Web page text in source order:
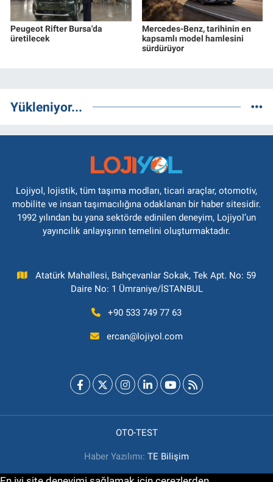
Peugeot Rifter Bursa'da
üretilecek
Mercedes-Benz, tarihinin en
kapsamlı model hamlesini
sürdürüyor
Yükleniyor...
Lojiyol, lojistik, tüm taşıma modları, ticari araçlar, otomotiv,
mobilite ve insan taşımacılığına odaklanan bir haber sitesidir.
1992 yılından bu yana sektörde edinilen deneyim, Lojiyol’un
yayıncılık anlayışının temelini oluşturmaktadır.
Atatürk Mahallesi, Bahçevanlar Sokak, Tek Apt. No: 59
Daire No: 1 Ümraniye/İSTANBUL
+90 533 749 77 63
ercan@lojiyol.com
OTO-TEST
Haber Yazılımı: TE Bilişim